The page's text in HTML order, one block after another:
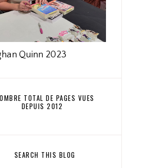
Quinn 2023
TOTAL DE PAGES VUES
DEPUIS 2012
SEARCH THIS BLOG